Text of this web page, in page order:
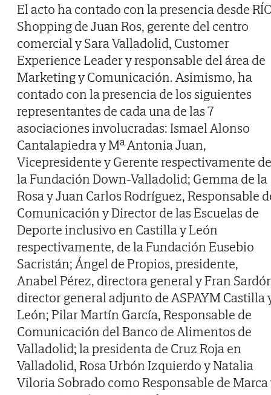
El acto ha contado con la presencia desde
Shopping de Juan Ros, gerente del centro
comercial y Sara Valladolid, Customer
Experience Leader y responsable del área de
Marketing y Comunicación. Asimismo, ha
contado con la presencia de los siguientes
representantes de cada una de las 7
asociaciones involucradas: Ismael Alonso
Cantalapiedra y Mª Antonia Juan,
Vicepresidente y Gerente respectivamente de
la Fundación Down-Valladolid; Gemma de la
Rosa y Juan Carlos Rodríguez, Responsable
Comunicación y Director de las Escuelas de
Deporte inclusivo en Castilla y León
respectivamente, de la Fundación Eusebio
Sacristán; Ángel de Propios, presidente,
Anabel Pérez, directora general y Fran
director general adjunto de ASPAYM Castilla
León; Pilar Martín García, Responsable de
Comunicación del Banco de Alimentos de
Valladolid; la presidenta de Cruz Roja en
Valladolid, Rosa Urbón Izquierdo y Natalia
Viloria Sobrado como Responsable de Marca